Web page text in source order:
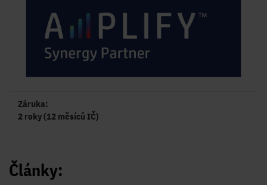
Záruka:
2 roky (12 měsíců IČ)
Články: